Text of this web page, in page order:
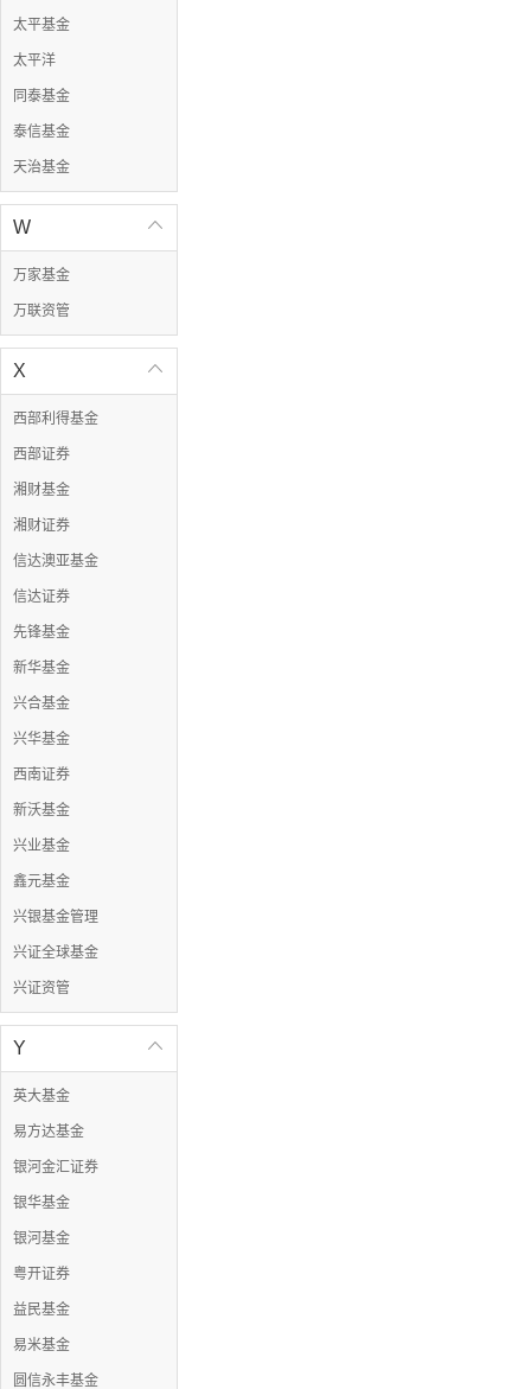
太平基金
太平洋
同泰基金
泰信基金
天治基金

W
万家基金
万联资管

X
西部利得基金
西部证券
湘财基金
湘财证券
信达澳亚基金
信达证券
先锋基金
新华基金
兴合基金
兴华基金
西南证券
新沃基金
兴业基金
鑫元基金
兴银基金管理
兴证全球基金
兴证资管

Y
英大基金
易方达基金
银河金汇证券
银华基金
银河基金
粤开证券
益民基金
易米基金
圆信永丰基金